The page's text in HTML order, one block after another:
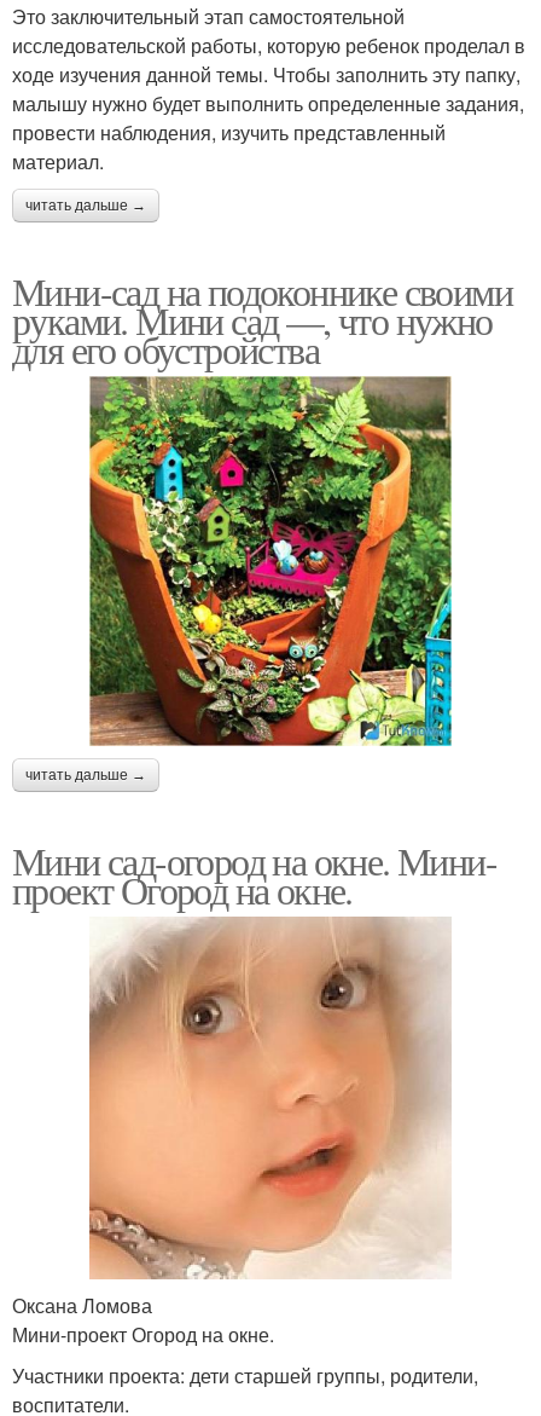
Это заключительный этап самостоятельной
исследовательской работы, которую ребенок проделал в
ходе изучения данной темы. Чтобы заполнить эту папку,
малышу нужно будет выполнить определенные задания,
провести наблюдения, изучить представленный
материал.
читать дальше →
Мини-сад на подоконнике своими
руками. Мини сад —, что нужно
для его обустройства
читать дальше →
Мини сад-огород на окне. Мини-
проект Огород на окне.
Оксана Ломова
Мини-проект Огород на окне.
Участники проекта: дети старшей группы, родители,
воспитатели.